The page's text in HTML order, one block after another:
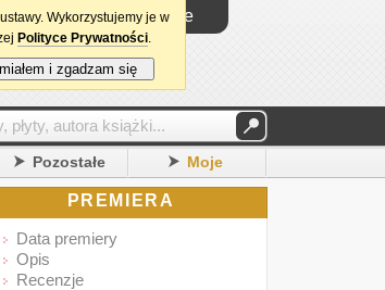
Logowanie
Pozostałe Moje
PREMIERA
Data premiery
Opis
Recenzje
Wykorzystujemy je w
Polityce Prywatności.
i zgadzam się